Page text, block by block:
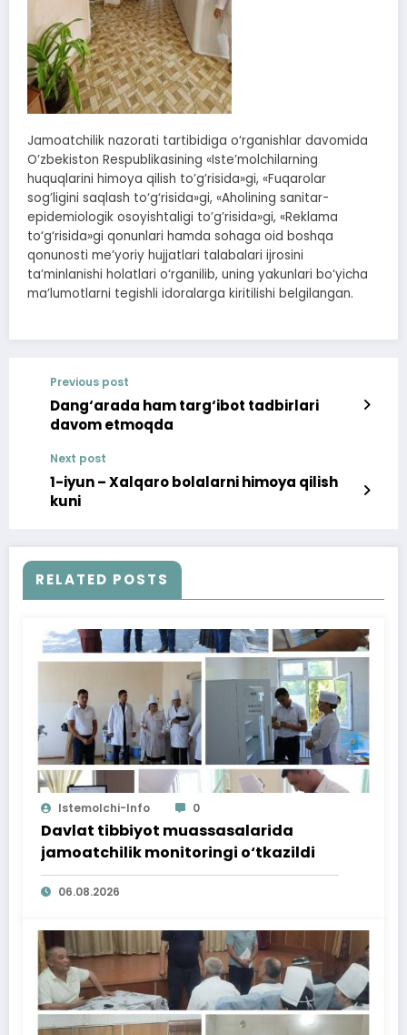
Jamoatchilik nazorati tartibidiga o‘rganishlar davomida
O’zbekiston Respublikasining «Iste’molchilarning
huquqlarini himoya qilish to’g’risida»gi, «Fuqarolar
sog’ligini saqlash to‘g‘risida»gi, «Aholining sanitar-
epidemiologik osoyishtaligi to’g’risida»gi, «Reklama
to‘g‘risida»gi qonunlari hamda sohaga oid boshqa
qonunosti me’yoriy hujjatlari talabalari ijrosini
ta’minlanishi holatlari o‘rganilib, uning yakunlari bo‘yicha
ma’lumotlarni tegishli idoralarga kiritilishi belgilangan.
Previous post
Dang‘arada ham targ‘ibot tadbirlari
davom etmoqda
Next post
1-iyun – Xalqaro bolalarni himoya qilish
kuni
RELATED POSTS
Istemolchi-Info 0
Davlat tibbiyot muassasalarida
jamoatchilik monitoringi o‘tkazildi
06.08.2026